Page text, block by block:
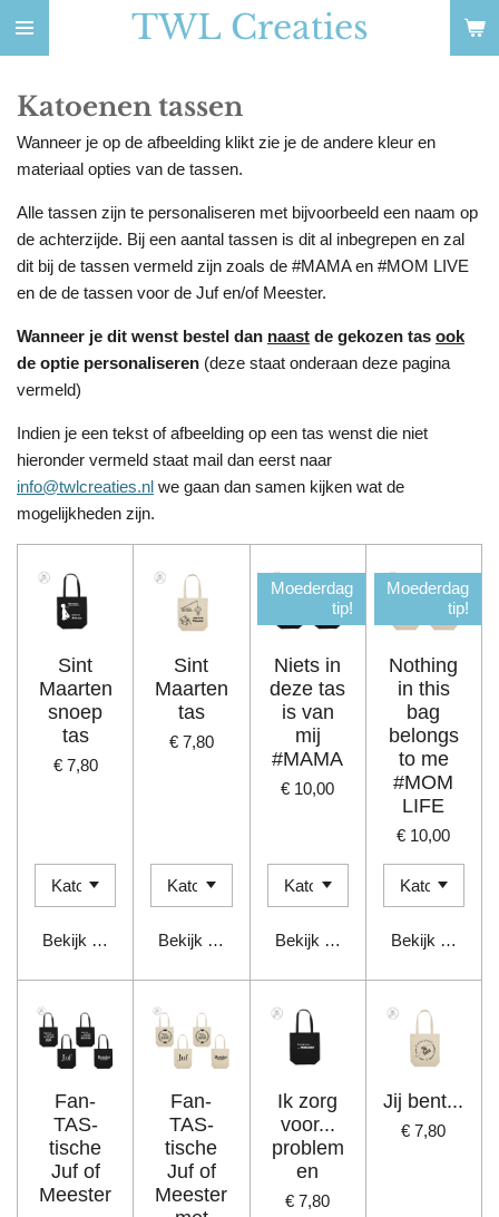
Ga
de
TWL Creaties
Katoenen tassen
Wanneer je op de afbeelding klikt zie je de andere kleur en
materiaal opties van de tassen.
Alle tassen zijn te personaliseren met bijvoorbeeld een naam op
de achterzijde. Bij een aantal tassen is dit al inbegrepen en zal
dit bij de tassen vermeld zijn zoals de #MAMA en #MOM LIVE
en de de tassen voor de Juf en/of Meester.
Wanneer je dit wenst bestel dan naast de gekozen tas ook
de optie personaliseren (deze staat onderaan deze pagina
vermeld)
Indien je een tekst of afbeelding op een tas wenst die niet
hieronder vermeld staat mail dan eerst naar
info@twlcreaties.nl we gaan dan samen kijken wat de
mogelijkheden zijn.
Sint
Maarten
snoep
tas
€ 7,80
Bekijk details
Sint
Maarten
tas
€ 7,80
Bekijk details
Moederdag
tip!
Niets in
deze tas
is van
mij
#MAMA
€ 10,00
Bekijk details
Moederdag
tip!
Nothing
in this
bag
belongs
to me
#MOM
LIFE
€ 10,00
Bekijk details
Fan-
TAS-
tische
Juf of
Meester
Fan-
TAS-
tische
Juf of
Meester
Ik zorg
voor...
problem
en
€ 7,80
Jij bent...
€ 7,80